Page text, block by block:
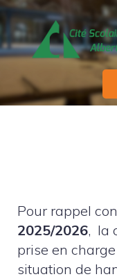
Pour rappel
2025/2026, la
prise en
situation de